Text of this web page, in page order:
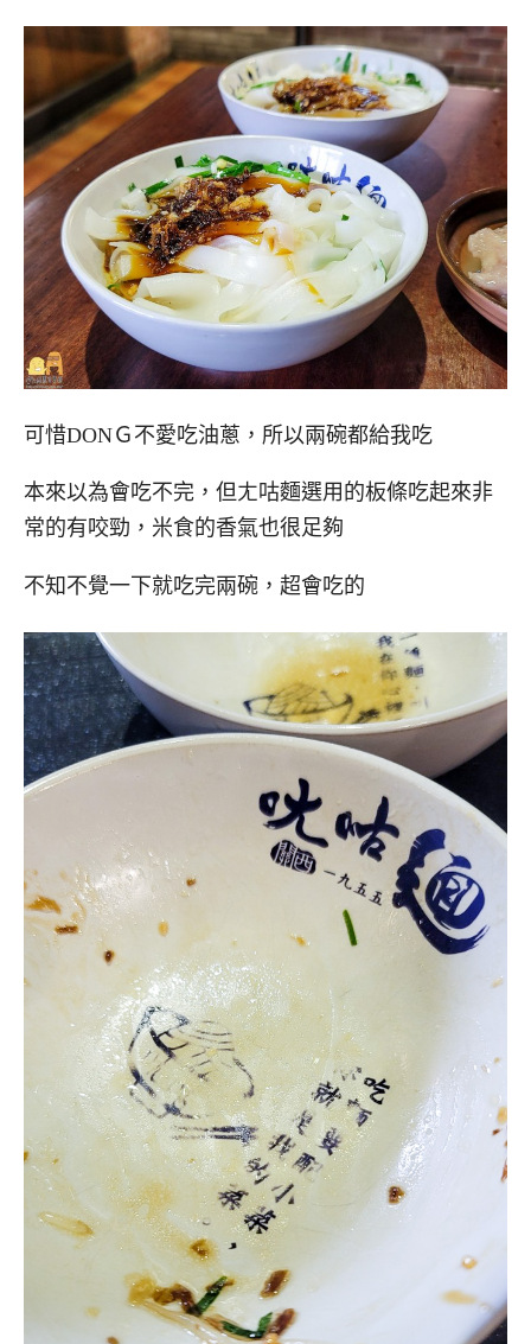
可惜DONＧ不愛吃油蔥，所以兩碗都給我吃
本來以為會吃不完，但ㄤ咕麵選用的板條吃起來非
常的有咬勁，米食的香氣也很足夠
不知不覺一下就吃完兩碗，超會吃的